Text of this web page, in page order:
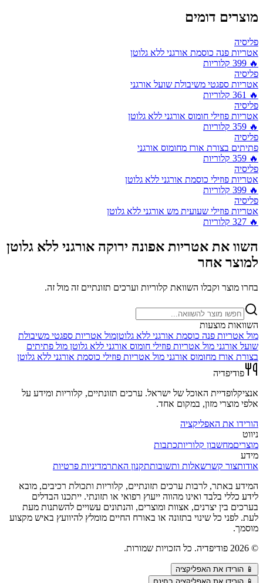
מוצרים דומים
פליסיה
אטריות פנה כוסמת אורגני ללא גלוטן
🔥
399 קלוריות
פליסיה
אטריות ספגטי משיבולת שועל אורגני
🔥
361 קלוריות
פליסיה
אטריות פוזילי חומוס אורגני ללא גלוטן
🔥
359 קלוריות
פליסיה
פתיתים בצורת אורז מחומוס אורגני
🔥
359 קלוריות
פליסיה
אטריות פוזילי כוסמת אורגני ללא גלוטן
🔥
399 קלוריות
פליסיה
אטריות פוזילי שעועית מש אורגני ללא גלוטן
🔥
327 קלוריות
השוו את אטריות אפונה ירוקה אורגני ללא גלוטן
למוצר אחר
בחרו מוצר וקבלו השוואת קלוריות וערכים תזונתיים זה מול זה.
השוואות מוצעות
מול אטריות פנה כוסמת אורגני ללא גלוטןמול אטריות ספגטי משיבולת
שועל אורגני מול אטריות פוזילי חומוס אורגני ללא גלוטן מול פתיתים
בצורת אורז מחומוס אורגני מול אטריות פוזילי כוסמת אורגני ללא גלוטן
פודיפדיה
אנציקלופדיית האוכל של ישראל. ערכים תזונתיים, קלוריות ומידע על
אלפי מוצרי מזון, במקום אחד.
הורידו את האפליקציה
ניווט
מוצריםמחשבון קלוריותכתבות
מידע
אודותצור קשרשאלות ותשובותתקנון האתרמדיניות פרטיות
המידע באתר, לרבות ערכים תזונתיים, קלוריות ותכולת רכיבים, מובא
לידע כללי בלבד ואינו מהווה ייעוץ רפואי או תזונתי. ייתכנו הבדלים
בערכים בין יצרנים, אצוות ומוצרים, והנתונים עשויים להשתנות מעת
לעת. לפני כל שינוי בתזונה או באורח החיים מומלץ להיוועץ באיש מקצוע
מוסמך.
©
2026 פודיפדיה. כל הזכויות שמורות.
📱 הורידו את האפליקציה